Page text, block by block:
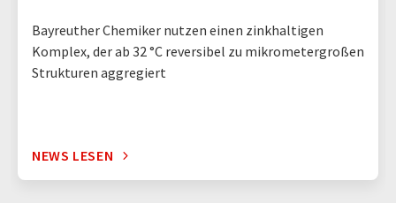
Bayreuther Chemiker nutzen einen zinkhaltigen
Komplex, der ab 32 °C reversibel zu mikrometergroßen
Strukturen aggregiert
NEWS LESEN